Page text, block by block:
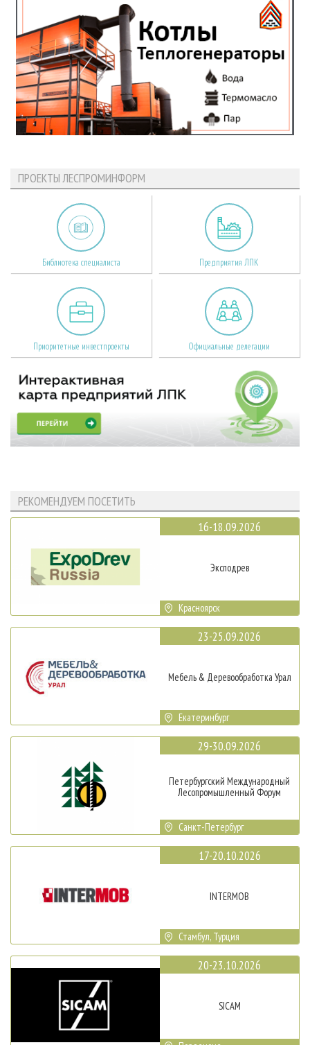
ПРОЕКТЫ ЛЕСПРОМИНФОРМ
Библиотека специалиста Предприятия ЛПК
Приоритетные инвестпроекты Официальные делегации
РЕКОМЕНДУЕМ ПОСЕТИТЬ
16-18.09.2026
Эксподрев
Красноярск
23-25.09.2026
Мебель & Деревообработка Урал
Екатеринбург
29-30.09.2026
Петербургский Международный
Лесопромышленный Форум
Санкт-Петербург
17-20.10.2026
INTERMOB
Стамбул, Турция
20-23.10.2026
SICAM